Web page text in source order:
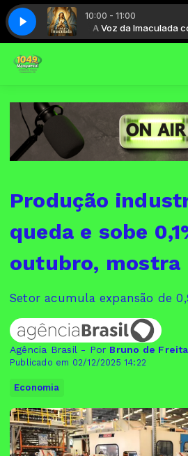
10:00 - 11:00
Marques A Voz da Imaculada com
104,9 FM Cantada
Produção
queda e sobe
outubro, mostra
Setor acumula expansão de
Agência Brasil - Por Bruno de
Publicado em 02/12/2025 14:22
Economia